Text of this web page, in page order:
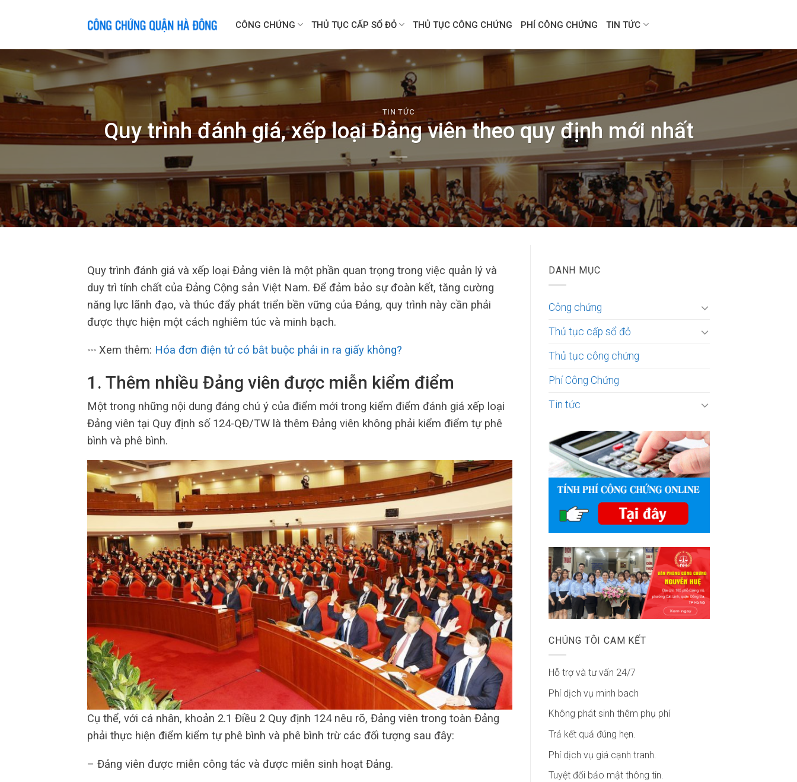
CÔNG CHỨNG THỦ TỤC CẤP SỔ ĐỎ THỦ TỤC CÔNG CHỨNG PHÍ CÔNG CHỨNG TIN TỨC
TIN TỨC
Quy trình đánh giá, xếp loại Đảng viên theo quy định mới nhất
Quy trình đánh giá và xếp loại Đảng viên là một phần quan trọng trong việc quản lý và
duy trì tính chất của Đảng Cộng sản Việt Nam. Để đảm bảo sự đoàn kết, tăng cường
năng lực lãnh đạo, và thúc đẩy phát triển bền vững của Đảng, quy trình này cần phải
được thực hiện một cách nghiêm túc và minh bạch.
>>> Xem thêm: Hóa đơn điện tử có bắt buộc phải in ra giấy không?
1. Thêm nhiều Đảng viên được miễn kiểm điểm
Một trong những nội dung đáng chú ý của điểm mới trong kiểm điểm đánh giá xếp loại
Đảng viên tại Quy định số 124-QĐ/TW là thêm Đảng viên không phải kiểm điểm tự phê
bình và phê bình.
Cụ thể, với cá nhân, khoản 2.1 Điều 2 Quy định 124 nêu rõ, Đảng viên trong toàn Đảng
phải thực hiện điểm kiểm tự phê bình và phê bình trừ các đối tượng sau đây:
– Đảng viên được miễn công tác và được miễn sinh hoạt Đảng.
DANH MỤC
Công chứng
Thủ tục cấp sổ đỏ
Thủ tục công chứng
Phí Công Chứng
Tin tức
CHÚNG TÔI CAM KẾT
Hỗ trợ và tư vấn 24/7
Phí dịch vụ minh bach
Không phát sinh thêm phụ phí
Trả kết quả đúng hẹn.
Phí dịch vụ giá cạnh tranh.
Tuyệt đối bảo mật thông tin.